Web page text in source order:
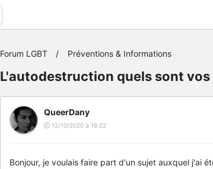
Forum LGBT Préventions & Informations
L'autodestruction quels sont vos
QueerDany
12/10/2020 à 16:22
Bonjour, je voulais faire part d'un sujet auxquel j'ai